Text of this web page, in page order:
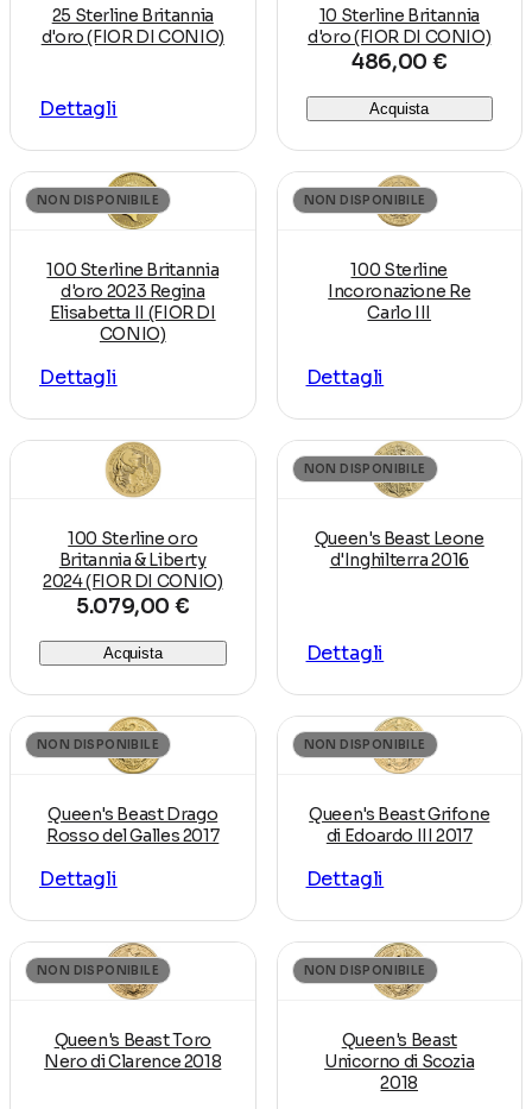
25 Sterline Britannia
d'oro (FIOR DI CONIO)
Dettagli
10 Sterline Britannia
d'oro (FIOR DI CONIO)
486,00 €
Acquista
NON DISPONIBILE
100 Sterline Britannia
d'oro 2023 Regina
Elisabetta II (FIOR DI
CONIO)
Dettagli
NON DISPONIBILE
100 Sterline
Incoronazione Re
Carlo III
Dettagli
100 Sterline oro
Britannia & Liberty
2024 (FIOR DI CONIO)
5.079,00 €
Acquista
NON DISPONIBILE
Queen's Beast Leone
d'Inghilterra 2016
Dettagli
NON DISPONIBILE
Queen's Beast Drago
Rosso del Galles 2017
Dettagli
NON DISPONIBILE
Queen's Beast Grifone
di Edoardo III 2017
Dettagli
NON DISPONIBILE
Queen's Beast Toro
Nero di Clarence 2018
NON DISPONIBILE
Queen's Beast
Unicorno di Scozia
2018